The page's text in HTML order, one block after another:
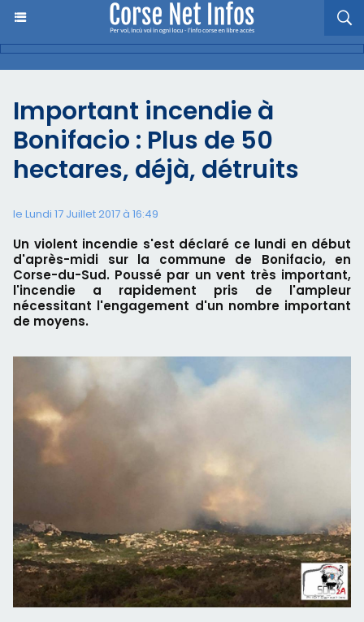
Important incendie à
Bonifacio : Plus de 50
hectares, déjà, détruits
le Lundi 17 Juillet 2017 à 16:49
Un violent incendie s'est déclaré ce lundi en début
d'après-midi sur la commune de Bonifacio, en
Corse-du-Sud. Poussé par un vent très important,
l'incendie a rapidement pris de l'ampleur
nécessitant l'engagement d'un nombre important
de moyens.